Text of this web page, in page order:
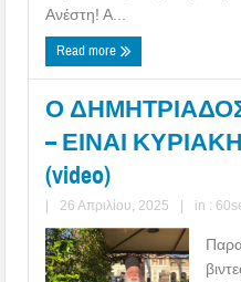
Ανέστη! Α...
Read more
Ο ΔΗΜΗΤΡΙΑΔΟΣ
– ΕΙΝΑΙ
(video)
| 26 Απριλίου, 2025 | in :